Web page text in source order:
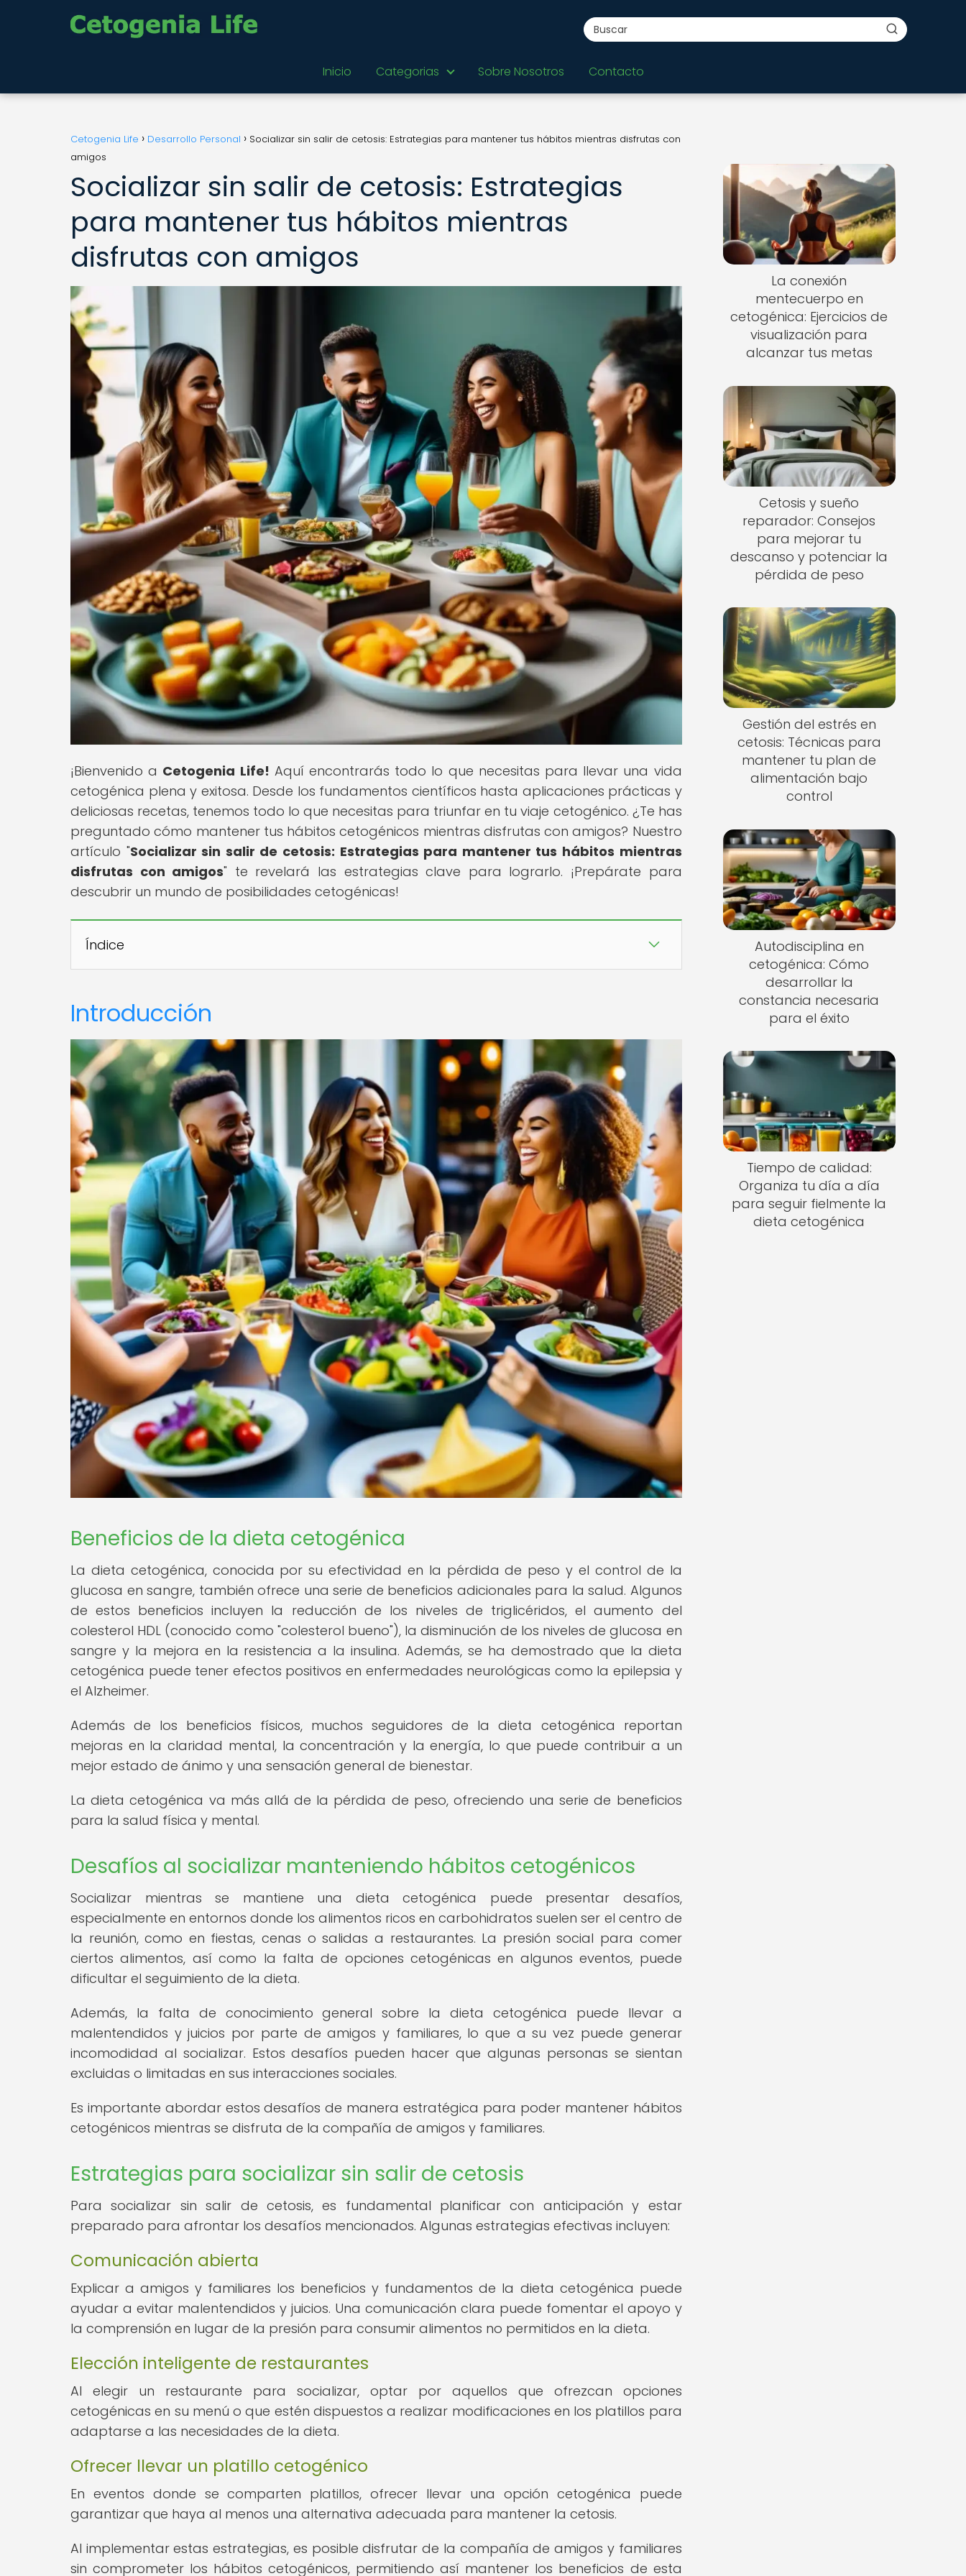
Inicio Categorias Sobre Nosotros Contacto
Cetogenia Life Desarrollo Personal
Socializar sin salir de cetosis: Estrategias para mantener tus hábitos mientras disfrutas con
amigos
Socializar sin salir de cetosis: Estrategias
para mantener tus hábitos mientras
disfrutas con amigos
¡Bienvenido a Cetogenia Life! Aquí encontrarás todo lo que necesitas para llevar una vida
cetogénica plena y exitosa. Desde los fundamentos científicos hasta aplicaciones prácticas y
deliciosas recetas, tenemos todo lo que necesitas para triunfar en tu viaje cetogénico. ¿Te has
preguntado cómo mantener tus hábitos cetogénicos mientras disfrutas con amigos? Nuestro
artículo "Socializar sin salir de cetosis: Estrategias para mantener tus hábitos mientras
disfrutas con amigos" te revelará las estrategias clave para lograrlo. ¡Prepárate para
descubrir un mundo de posibilidades cetogénicas!
Índice
Introducción
Beneficios de la dieta cetogénica
La dieta cetogénica, conocida por su efectividad en la pérdida de peso y el control de la
glucosa en sangre, también ofrece una serie de beneficios adicionales para la salud. Algunos
de estos beneficios incluyen la reducción de los niveles de triglicéridos, el aumento del
colesterol HDL (conocido como "colesterol bueno"), la disminución de los niveles de glucosa en
sangre y la mejora en la resistencia a la insulina. Además, se ha demostrado que la dieta
cetogénica puede tener efectos positivos en enfermedades neurológicas como la epilepsia y
el Alzheimer.
Además de los beneficios físicos, muchos seguidores de la dieta cetogénica reportan
mejoras en la claridad mental, la concentración y la energía, lo que puede contribuir a un
mejor estado de ánimo y una sensación general de bienestar.
La dieta cetogénica va más allá de la pérdida de peso, ofreciendo una serie de beneficios
para la salud física y mental.
Desafíos al socializar manteniendo hábitos cetogénicos
Socializar mientras se mantiene una dieta cetogénica puede presentar desafíos,
especialmente en entornos donde los alimentos ricos en carbohidratos suelen ser el centro de
la reunión, como en fiestas, cenas o salidas a restaurantes. La presión social para comer
ciertos alimentos, así como la falta de opciones cetogénicas en algunos eventos, puede
dificultar el seguimiento de la dieta.
Además, la falta de conocimiento general sobre la dieta cetogénica puede llevar a
malentendidos y juicios por parte de amigos y familiares, lo que a su vez puede generar
incomodidad al socializar. Estos desafíos pueden hacer que algunas personas se sientan
excluidas o limitadas en sus interacciones sociales.
Es importante abordar estos desafíos de manera estratégica para poder mantener hábitos
cetogénicos mientras se disfruta de la compañía de amigos y familiares.
Estrategias para socializar sin salir de cetosis
Para socializar sin salir de cetosis, es fundamental planificar con anticipación y estar
preparado para afrontar los desafíos mencionados. Algunas estrategias efectivas incluyen:
Comunicación abierta
Explicar a amigos y familiares los beneficios y fundamentos de la dieta cetogénica puede
ayudar a evitar malentendidos y juicios. Una comunicación clara puede fomentar el apoyo y
la comprensión en lugar de la presión para consumir alimentos no permitidos en la dieta.
Elección inteligente de restaurantes
Al elegir un restaurante para socializar, optar por aquellos que ofrezcan opciones
cetogénicas en su menú o que estén dispuestos a realizar modificaciones en los platillos para
adaptarse a las necesidades de la dieta.
Ofrecer llevar un platillo cetogénico
En eventos donde se comparten platillos, ofrecer llevar una opción cetogénica puede
garantizar que haya al menos una alternativa adecuada para mantener la cetosis.
Al implementar estas estrategias, es posible disfrutar de la compañía de amigos y familiares
sin comprometer los hábitos cetogénicos, permitiendo así mantener los beneficios de esta
La conexión
mentecuerpo en
cetogénica: Ejercicios de
visualización para
alcanzar tus metas
Cetosis y sueño
reparador: Consejos
para mejorar tu
descanso y potenciar la
pérdida de peso
Gestión del estrés en
cetosis: Técnicas para
mantener tu plan de
alimentación bajo
control
Autodisciplina en
cetogénica: Cómo
desarrollar la
constancia necesaria
para el éxito
Tiempo de calidad:
Organiza tu día a día
para seguir fielmente la
dieta cetogénica